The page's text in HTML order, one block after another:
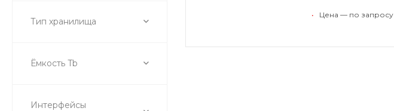
Тип хранилища
Ёмкость Tb
Интерфейсы
• Цена — по запросу